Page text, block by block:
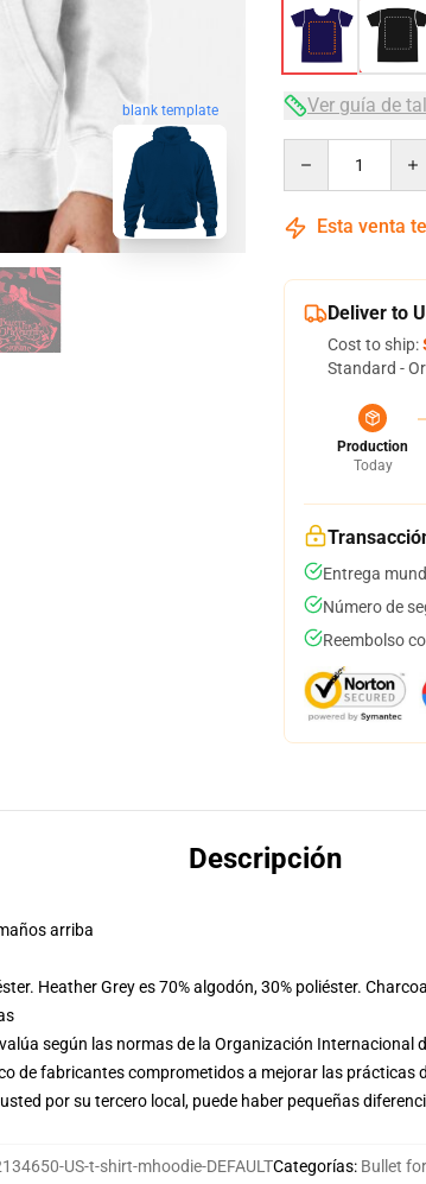
blank template Ver guía de
Esta venta
Deliver to
Cost to ship:
Standard -
Production
Today
Entrega
Número de
Reembolso
Descripción
arriba
Heather Grey es 70% algodón, 30% poliéster.
según las normas de la Organización Internacional
de fabricantes comprometidos a mejorar las prácticas
por su tercero local, puede haber pequeñas
US-t-shirt-mhoodie-DEFAULTCategorías: Bullet